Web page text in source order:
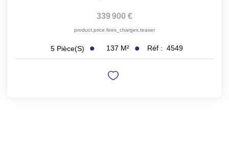
339 900 €
product.price.fees_charges.teaser
5 Pièce(s) 137 M² Réf : 4549